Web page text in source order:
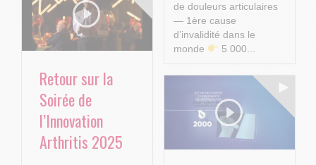
de douleurs articulaires
— 1ère cause
d’invalidité dans le
monde
5 000...
Retour sur la
Soirée de
l’Innovation
Arthritis 2025